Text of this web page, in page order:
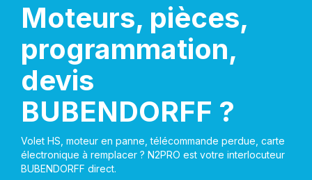
Moteurs, pièces,
programmation,
devis
BUBENDORFF ?
Volet HS, moteur en panne, télécommande perdue, carte
électronique à remplacer ? N2PRO est votre interlocuteur
BUBENDORFF direct.